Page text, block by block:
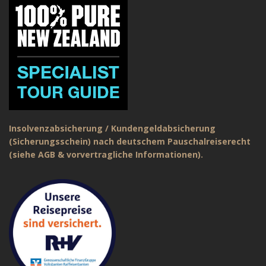
Insolvenzabsicherung / Kundengeldabsicherung
(Sicherungsschein) nach deutschem Pauschalreiserecht
(siehe AGB & vorvertragliche Informationen).